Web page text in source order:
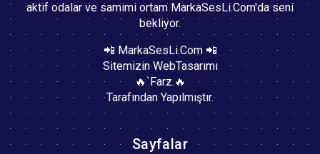
aktif odalar ve samimi ortam MarkaSesLi.Com'da seni
bekliyor.
📲 MarkaSesLi.Com 📲
Sitemizin WebTasarımı
🔥`Farz.🔥
Tarafından Yapılmıştır.
Sayfalar